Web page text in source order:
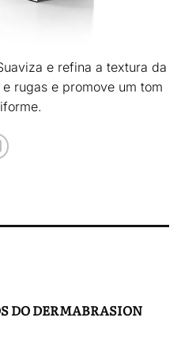
e refina a textura da
rugas e promove um tom
DO DERMABRASION